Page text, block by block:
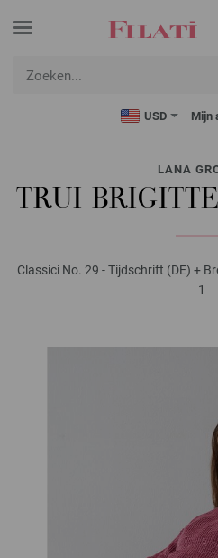
USD Mijn
LANA
TRUI
Classici No. 29 - Tijdschrift (DE) +
1